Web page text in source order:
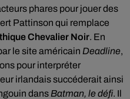
phares pour jouer des
Pattinson qui remplace
Chevalier Noir. En
le site américain Deadline,
pour interpréter
irlandais succéderait ainsi
dans Batman, le défi. Il